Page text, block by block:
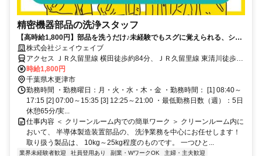
精密機器部品の洗浄スタッフ
【高時給1,800円】部品を洗うだけ♪未経験でもスグに覚えられる、シン
プルワーク！土日祝休み＆年間休日120日！
株式会社ジェイウェイブ
アクセス ＪＲ久留里線 横田徒歩約84分、ＪＲ久留里線 東清川徒歩約
86分、ＪＲ久留里線 下郡徒歩約92分 「木更津駅」車30分◎車・バイ
ク・自転車通勤OK！
時給1,800円
千葉県木更津市
勤務時間 ・勤務曜日：月・火・水・木・金 ・勤務時間： [1] 08:40～
17:15 [2] 07:00～15:35 [3] 12:25～21:00 ・最低勤務日数（週）：5日
休憩65分/実...
仕事内容 ＜ クリーンルーム内での簡単ワーク ＞ クリーンルーム内に
おいて、 半導体製造装置部品の、 洗浄業務を中心にお任せします！
取り扱う製品は、 10kg～25kg程度のものです。 一つひと...
業界未経験者歓迎 社員登用あり 副業・WワークOK
主婦・主夫歓迎